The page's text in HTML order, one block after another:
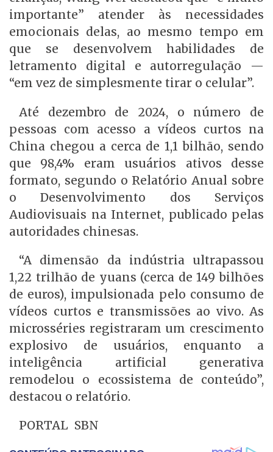
importante” atender às necessidades
emocionais delas, ao mesmo tempo em
que se desenvolvem habilidades de
letramento digital e autorregulação —
“em vez de simplesmente tirar o celular”.
Até dezembro de 2024, o número de
pessoas com acesso a vídeos curtos na
China chegou a cerca de 1,1 bilhão, sendo
que 98,4% eram usuários ativos desse
formato, segundo o Relatório Anual sobre
o Desenvolvimento dos Serviços
Audiovisuais na Internet, publicado pelas
autoridades chinesas.
“A dimensão da indústria ultrapassou
1,22 trilhão de yuans (cerca de 149 bilhões
de euros), impulsionada pelo consumo de
vídeos curtos e transmissões ao vivo. As
microsséries registraram um crescimento
explosivo de usuários, enquanto a
inteligência artificial generativa
remodelou o ecossistema de conteúdo”,
destacou o relatório.
PORTAL SBN